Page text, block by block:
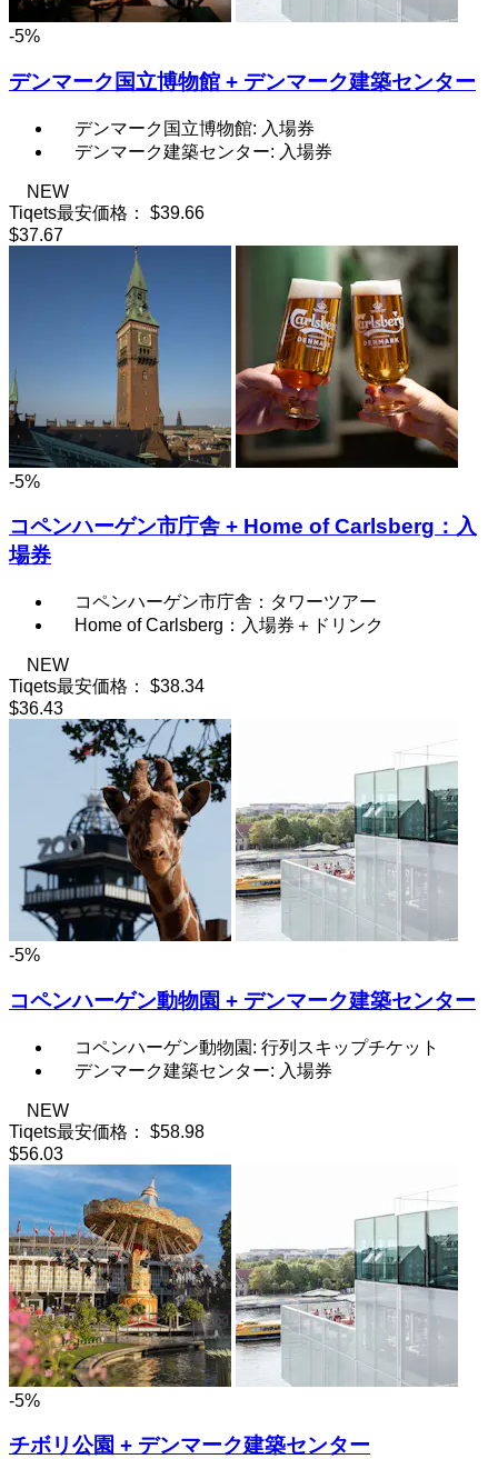
-5%
デンマーク国立博物館 + デンマーク建築センター
デンマーク国立博物館: 入場券
デンマーク建築センター: 入場券
NEW
Tiqets最安価格：
$39.66
$37.67
-5%
コペンハーゲン市庁舎 + Home of Carlsberg：入
場券
コペンハーゲン市庁舎：タワーツアー
Home of Carlsberg：入場券＋ドリンク
NEW
Tiqets最安価格：
$38.34
$36.43
-5%
コペンハーゲン動物園 + デンマーク建築センター
コペンハーゲン動物園: 行列スキップチケット
デンマーク建築センター: 入場券
NEW
Tiqets最安価格：
$58.98
$56.03
-5%
チボリ公園 + デンマーク建築センター